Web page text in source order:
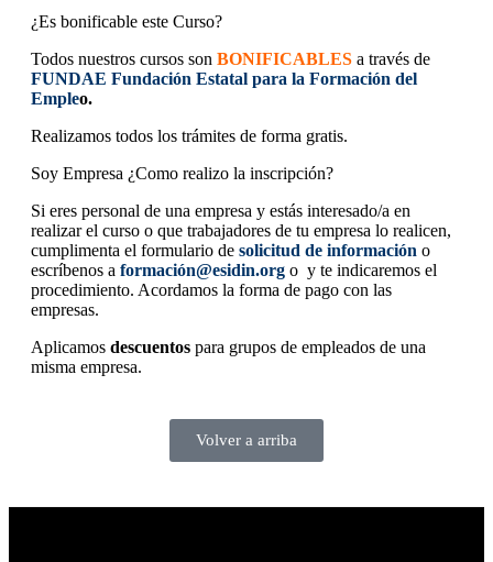
¿Es bonificable este Curso?
Todos nuestros cursos son BONIFICABLES a través de
FUNDAE Fundación Estatal para la Formación del
Empleo.
Realizamos todos los trámites de forma gratis.
Soy Empresa ¿Como realizo la inscripción?
Si eres personal de una empresa y estás interesado/a en
realizar el curso o que trabajadores de tu empresa lo realicen,
cumplimenta el formulario de solicitud de información o
escríbenos a formación@esidin.org o y te indicaremos el
procedimiento. Acordamos la forma de pago con las
empresas.
Aplicamos descuentos para grupos de empleados de una
misma empresa.
Volver a arriba